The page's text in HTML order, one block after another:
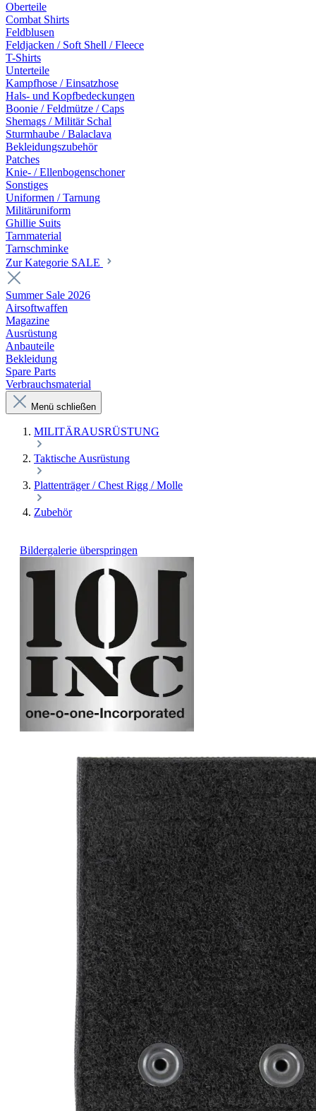
Oberteile
Combat Shirts
Feldblusen
Feldjacken / Soft Shell / Fleece
T-Shirts
Unterteile
Kampfhose / Einsatzhose
Hals- und Kopfbedeckungen
Boonie / Feldmütze / Caps
Shemags / Militär Schal
Sturmhaube / Balaclava
Bekleidungszubehör
Patches
Knie- / Ellenbogenschoner
Sonstiges
Uniformen / Tarnung
Militäruniform
Ghillie Suits
Tarnmaterial
Tarnschminke
Zur Kategorie SALE
Summer Sale 2026
Airsoftwaffen
Magazine
Ausrüstung
Anbauteile
Bekleidung
Spare Parts
Verbrauchsmaterial
Menü schließen
MILITÄRAUSRÜSTUNG
Taktische Ausrüstung
Plattenträger / Chest Rigg / Molle
Zubehör
Bildergalerie überspringen